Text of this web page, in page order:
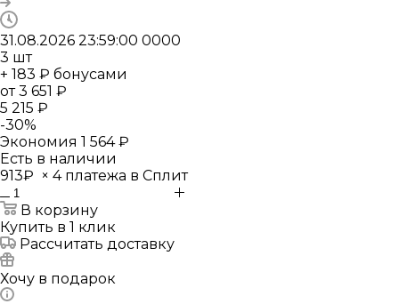
31.08.2026 23:59:00 0000
3 шт
+ 183 ₽ бонусами
от3 651 ₽
5 215 ₽
-30%
Экономия 1 564 ₽
Есть в наличии
913₽ × 4 платежа в Сплит
В корзину
Купить в 1 клик
Рассчитать доставку
Хочу в подарок